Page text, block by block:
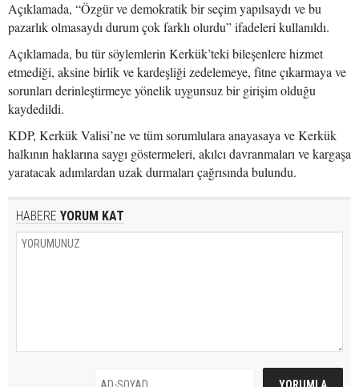
Açıklamada, “Özgür ve demokratik bir seçim yapılsaydı ve bu
pazarlık olmasaydı durum çok farklı olurdu” ifadeleri kullanıldı.
Açıklamada, bu tür söylemlerin Kerkük’teki bileşenlere hizmet
etmediği, aksine birlik ve kardeşliği zedelemeye, fitne çıkarmaya ve
sorunları derinleştirmeye yönelik uygunsuz bir girişim olduğu
kaydedildi.
KDP, Kerkük Valisi’ne ve tüm sorumlulara anayasaya ve Kerkük
halkının haklarına saygı göstermeleri, akılcı davranmaları ve kargaşa
yaratacak adımlardan uzak durmaları çağrısında bulundu.
HABERE YORUM KAT